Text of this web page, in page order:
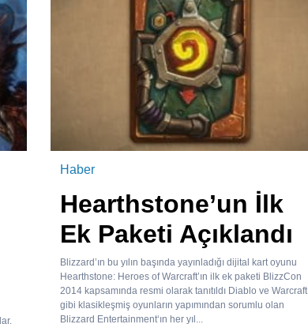
Haber
Hearthstone’un İlk
Ek Paketi Açıklandı
Blizzard’ın bu yılın başında yayınladığı dijital kart oyunu
Hearthstone: Heroes of Warcraft’ın ilk ek paketi BlizzCon
2014 kapsamında resmi olarak tanıtıldı Diablo ve Warcraft
gibi klasikleşmiş oyunların yapımından sorumlu olan
Blizzard Entertainment‘ın her yıl...